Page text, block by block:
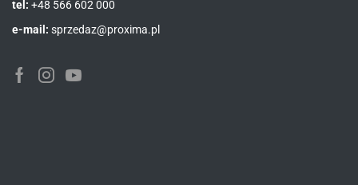
tel: +48 566 602 000
e-mail: sprzedaz@proxima.pl
FacebookInstagramYoutube